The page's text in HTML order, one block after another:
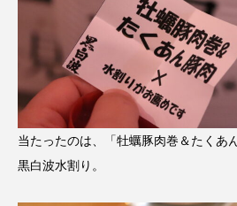
当たったのは、「牡蠣豚肉巻＆たくあ
黒白波水割り。